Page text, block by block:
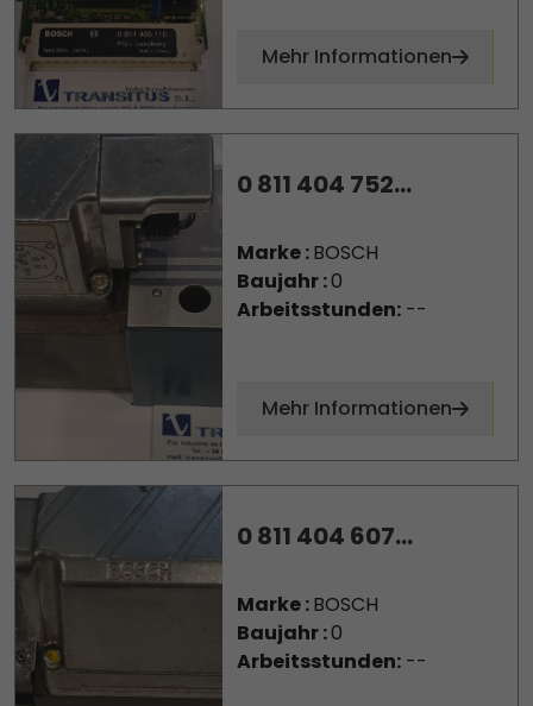
Mehr Informationen
0 811 404 752...
Marke :BOSCH
Baujahr :0
Arbeitsstunden:--
Mehr Informationen
0 811 404 607...
Marke :BOSCH
Baujahr :0
Arbeitsstunden:--